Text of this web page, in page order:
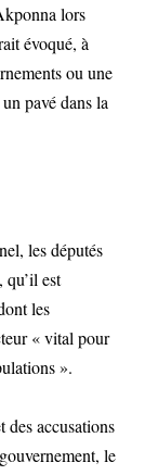
lors
évoqué, à
ou une
pavé dans la
les députés
est
les
« vital pour
».
des accusations
le